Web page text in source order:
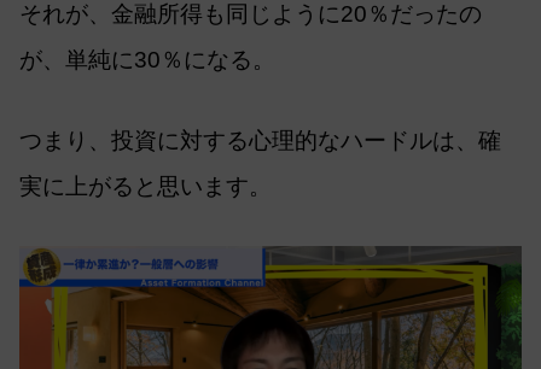
それが、金融所得も同じように20％だったの
が、単純に30％になる。
つまり、投資に対する心理的なハードルは、確
実に上がると思います。